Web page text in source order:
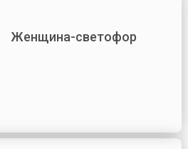
Женщина-светофор